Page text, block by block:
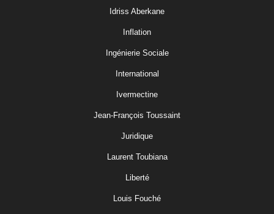
Idriss Aberkane
Inflation
Ingénierie Sociale
International
Ivermectine
Jean-François Toussaint
Juridique
Laurent Toubiana
Liberté
Louis Fouché